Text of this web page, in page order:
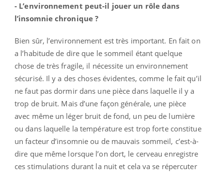
- L’environnement peut-il jouer un rôle dans
l’insomnie chronique ?
Bien sûr, l’environnement est très important. En fait on
a l’habitude de dire que le sommeil étant quelque
chose de très fragile, il nécessite un environnement
sécurisé. Il y a des choses évidentes, comme le fait qu’il
ne faut pas dormir dans une pièce dans laquelle il y a
trop de bruit. Mais d’une façon générale, une pièce
avec même un léger bruit de fond, un peu de lumière
ou dans laquelle la température est trop forte constitue
un facteur d’insomnie ou de mauvais sommeil, c’est-à-
dire que même lorsque l’on dort, le cerveau enregistre
ces stimulations durant la nuit et cela va se répercuter